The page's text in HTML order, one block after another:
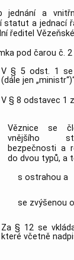
jednání a
statut a jednací
ředitel Vězeňské
pod čarou č.
V § 5 odst. 1 se
(dále jen
V § 8 odstavec 1
Věznice se
vnějšího
bezpečnosti a
do dvou typů, a
s ostrahou a
se zvýšenou
Za § 12 se
které včetně